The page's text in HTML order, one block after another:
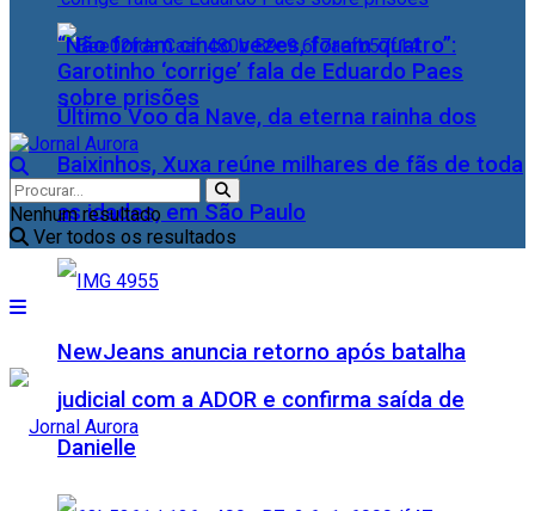
Último Voo da Nave, da eterna rainha dos
Baixinhos, Xuxa reúne milhares de fãs de toda
as idades, em São Paulo
NewJeans anuncia retorno após batalha
judicial com a ADOR e confirma saída de
Danielle
“Não foram cinco vezes, foram quatro”:
Garotinho ‘corrige’ fala de Eduardo Paes
sobre prisões
Nenhum resultado
Ver todos os resultados